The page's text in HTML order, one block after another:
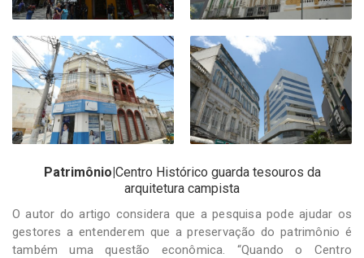
Patrimônio|Centro Histórico guarda tesouros da
arquitetura campista
O autor do artigo considera que a pesquisa pode ajudar os
gestores a entenderem que a preservação do patrimônio é
também uma questão econômica. “Quando o Centro